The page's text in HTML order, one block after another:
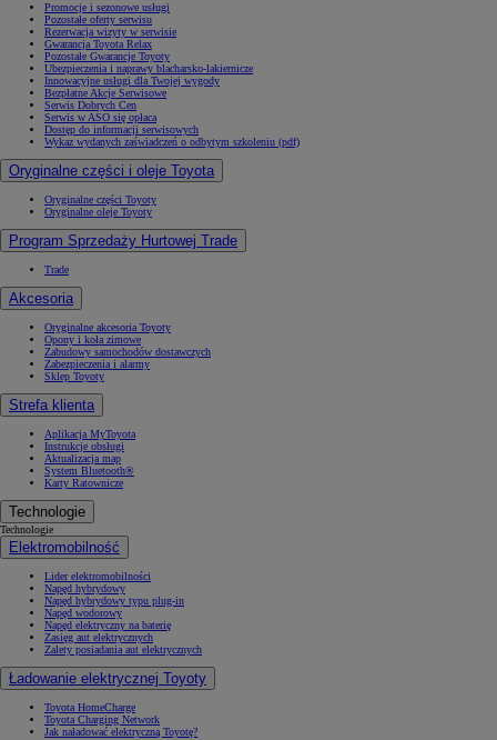
Promocje i sezonowe usługi
Pozostałe oferty serwisu
Rezerwacja wizyty w serwisie
Gwarancja Toyota Relax
Pozostałe Gwarancje Toyoty
Ubezpieczenia i naprawy blacharsko-lakiernicze
Innowacyjne usługi dla Twojej wygody
Bezpłatne Akcje Serwisowe
Serwis Dobrych Cen
Serwis w ASO się opłaca
Dostęp do informacji serwisowych
Wykaz wydanych zaświadczeń o odbytym szkoleniu (pdf)
Oryginalne części i oleje Toyota
Oryginalne części Toyoty
Oryginalne oleje Toyoty
Program Sprzedaży Hurtowej Trade
Trade
Akcesoria
Oryginalne akcesoria Toyoty
Opony i koła zimowe
Zabudowy samochodów dostawczych
Zabezpieczenia i alarmy
Sklep Toyoty
Strefa klienta
Aplikacja MyToyota
Instrukcje obsługi
Aktualizacja map
System Bluetooth®
Karty Ratownicze
Technologie
Technologie
Elektromobilność
Lider elektromobilności
Napęd hybrydowy
Napęd hybrydowy typu plug-in
Napęd wodorowy
Napęd elektryczny na baterię
Zasięg aut elektrycznych
Zalety posiadania aut elektrycznych
Ładowanie elektrycznej Toyoty
Toyota HomeCharge
Toyota Charging Network
Jak naładować elektryczną Toyotę?